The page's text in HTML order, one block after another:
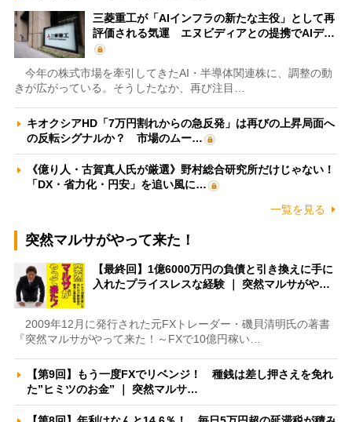
三菱重工が「AIインフラの新たな主役」として再
評価される気運 エヌビディアとの提携でAIデ…
今年の株式市場を牽引してきたAI・半導体関連株に、調整の動
きが広がっている。そうしたなか、再び注目…
キオクシアHD「7万円割れからの急反発」は再びの上昇局面へ
の反転シグナルか？ 市場のムー…
《億り人・古賀真人氏が厳選》野村総合研究所だけじゃない！
「DX・省力化・円安」を追い風に…
一覧を見る
突然マルサがやって来た！
【最終回】1億6000万円の負債と引き換えに手に
入れたプライスレスな経験 ｜ 突然マルサがや…
2009年12月に発行された元FXトレーダー・磯貝清明氏の著書
『突然マルサがやって来た！～FXで10億円稼い…
【第9回】もう一度FXでリベンジ！ 種銭は差し押さえを免れ
た”ヒミツのお金” ｜ 突然マルサ…